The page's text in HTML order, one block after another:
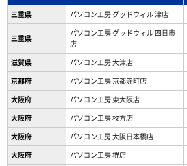
三重県
パソコン工房 グッドウィル 津店
三重県
パソコン工房 グッドウィル 四日市
店
滋賀県 パソコン工房 大津店
京都府
パソコン工房 京都寺町店
大阪府
パソコン工房 東大阪店
大阪府
パソコン工房 枚方店
大阪府
パソコン工房 大阪日本橋店
大阪府
パソコン工房 堺店